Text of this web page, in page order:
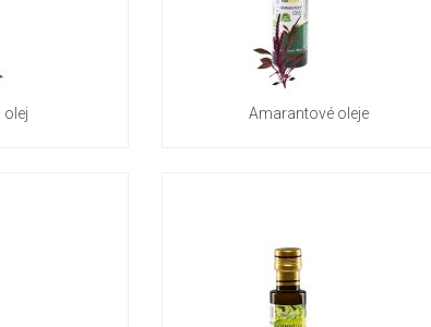
olej Amarantové oleje